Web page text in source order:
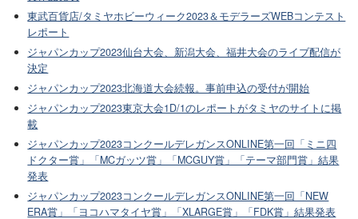
東武百貨店/タミヤホビーウィーク2023＆モデラーズWEBコンテスト
レポート
ジャパンカップ2023仙台大会、新潟大会、福井大会のライブ配信が
決定
ジャパンカップ2023北海道大会続報。事前申込の受付が開始
ジャパンカップ2023東京大会1D/1のレポートがタミヤのサイトに掲
載
ジャパンカップ2023コンクールデレガンスONLINE第一回「ミニ四
ドクター賞」「MCガッツ賞」「MCGUY賞」「テーマ部門賞」結果
発表
ジャパンカップ2023コンクールデレガンスONLINE第一回「NEW
ERA賞」「ヨコハマタイヤ賞」「XLARGE賞」「FDK賞」結果発表